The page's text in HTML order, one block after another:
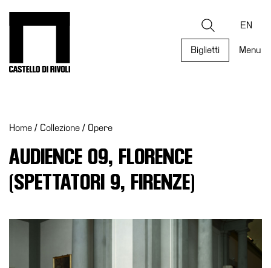
Ricerca EN
Biglietti Menu
Eventi
Archivi
del
Museo
Home / Collezione / Opere
AUDIENCE 09, FLORENCE
(SPETTATORI 9, FIRENZE)